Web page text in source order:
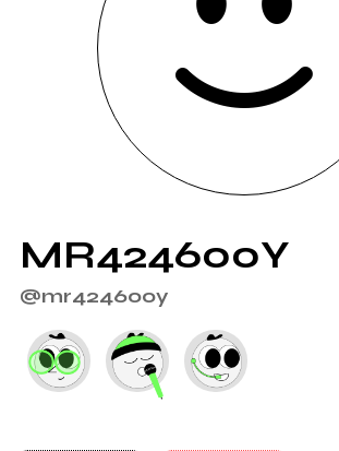
MR424600Y
@mr424600y